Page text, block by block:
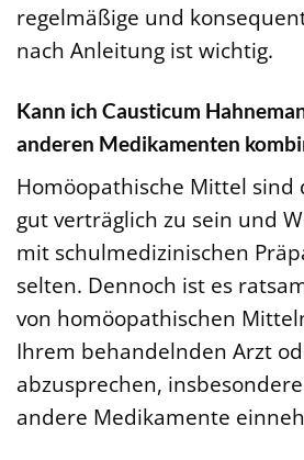
regelmäßige und
nach Anleitung ist wichtig.
Kann ich Causticum
anderen Medikamenten
Homöopathische Mittel sind
gut verträglich zu sein und
mit schulmedizinischen
selten. Dennoch ist es
von homöopathischen
Ihrem behandelnden Arzt
abzusprechen,
andere Medikamente